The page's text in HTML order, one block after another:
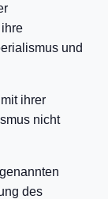
und
ihrer
nicht
des